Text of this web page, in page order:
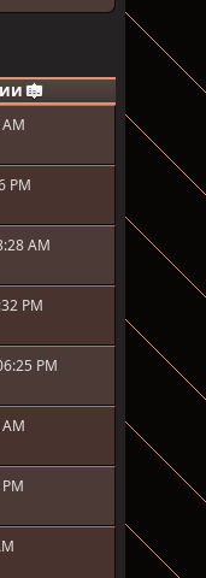
PM
AM
PM
PM